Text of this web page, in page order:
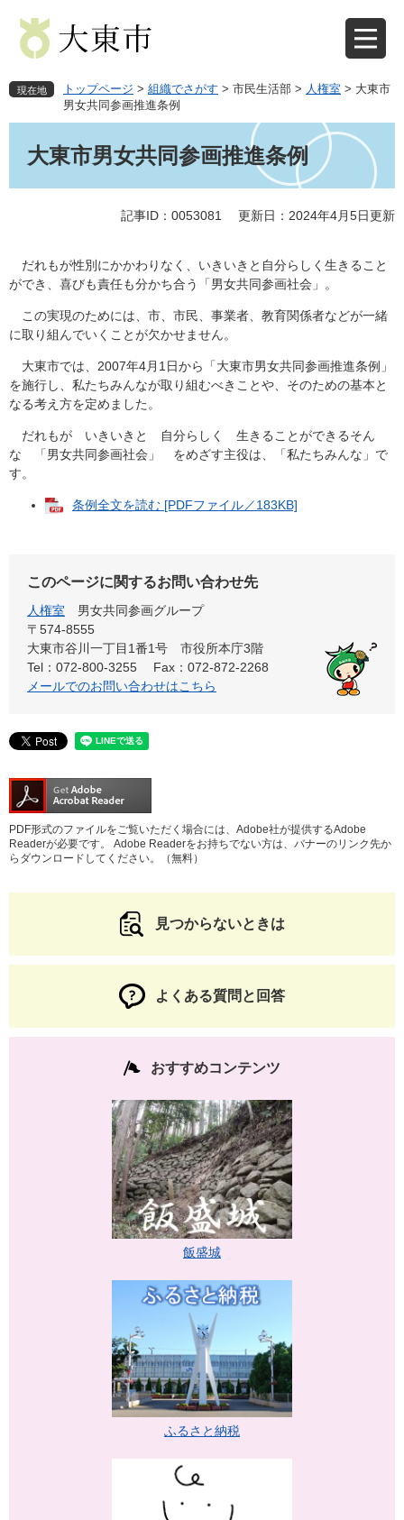
先
で
を
ば
現在地 トップページ > 組織でさがす > 市民生活部 > 人権室 > 大東市
男女共同参画推進条例
大東市男女共同参画推進条例
記事ID：0053081 更新日：2024年4月5日更新
だれもが性別にかかわりなく、いきいきと自分らしく生きること
ができ、喜びも責任も分かち合う「男女共同参画社会」。
この実現のためには、市、市民、事業者、教育関係者などが一緒
に取り組んでいくことが欠かせません。
大東市では、2007年4月1日から「大東市男女共同参画推進条例」
を施行し、私たちみんなが取り組むべきことや、そのための基本と
なる考え方を定めました。
だれもが いきいきと 自分らしく 生きることができるそん
な 「男女共同参画社会」 をめざす主役は、「私たちみんな」で
す。
条例全文を読む [PDFファイル／183KB]
このページに関するお問い合わせ先
人権室
男女共同参画グループ
〒574-8555
大東市谷川一丁目1番1号 市役所本庁3階
Tel：072-800-3255
Fax：072-872-2268
メールでのお問い合わせはこちら
PDF形式のファイルをご覧いただく場合には、Adobe社が提供するAdobe
Readerが必要です。
Adobe Readerをお持ちでない方は、バナーのリンク先か
らダウンロードしてください。（無料）
見つからないときは
よくある質問と回答
おすすめコンテンツ
飯盛城
ふるさと納税